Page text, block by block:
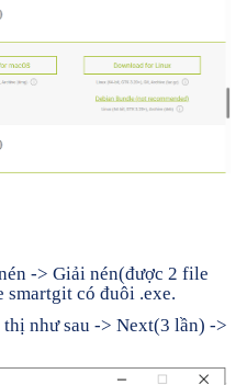
-> Giải nén(được 2 file
có đuôi .exe.
như sau -> Next(3 lần) ->